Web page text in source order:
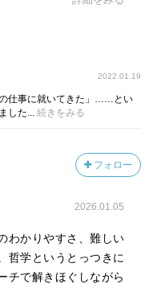
ける人生を受け入れら
い。
け入れられるように
読む。
2022.01.19
仕事に就いてきた」……とい
した... 続きをみる
フォロー
2026.01.05
わかりやすさ、難しい
哲学というとっつきに
チで解きほぐしながら